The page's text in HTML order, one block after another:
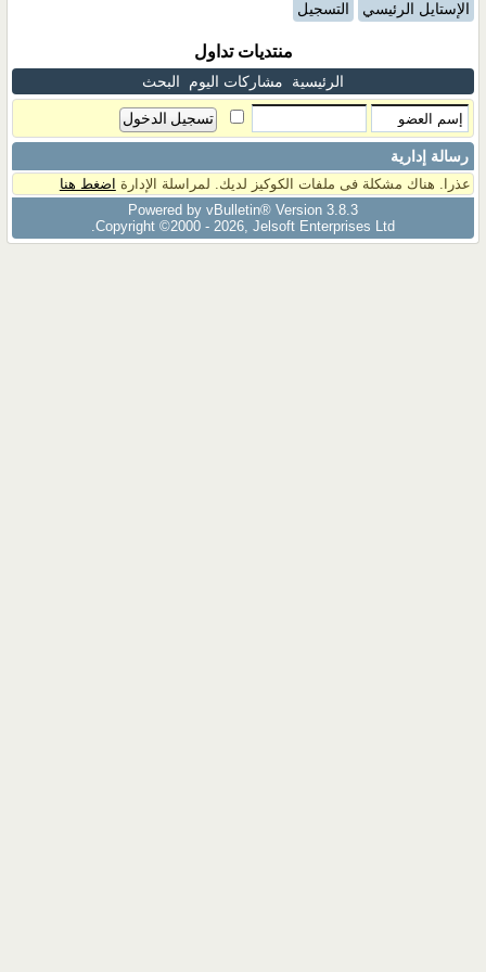
الإستايل الرئيسي التسجيل
منتديات تداول
الرئيسية مشاركات اليوم البحث
رسالة إدارية
عذرا. هناك مشكلة فى ملفات الكوكيز لديك. لمراسلة الإدارة اضغط هنا
Powered by vBulletin® Version 3.8.3
Copyright ©2000 - 2026, Jelsoft Enterprises Ltd.